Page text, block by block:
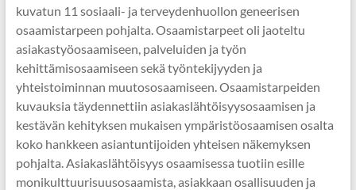
kuvatun 11 sosiaali- ja terveydenhuollon geneerisen
osaamistarpeen pohjalta. Osaamistarpeet oli jaoteltu
asiakastyöosaamiseen, palveluiden ja työn
kehittämisosaamiseen sekä työntekijyyden ja
yhteistoiminnan muutososaamiseen. Osaamistarpeiden
kuvauksia täydennettiin asiakaslähtöisyysosaamisen ja
kestävän kehityksen mukaisen ympäristöosaamisen osalta
koko hankkeen asiantuntijoiden yhteisen näkemyksen
pohjalta. Asiakaslähtöisyys osaamisessa tuotiin esille
monikulttuurisuusosaamista, asiakkaan osallisuuden ja